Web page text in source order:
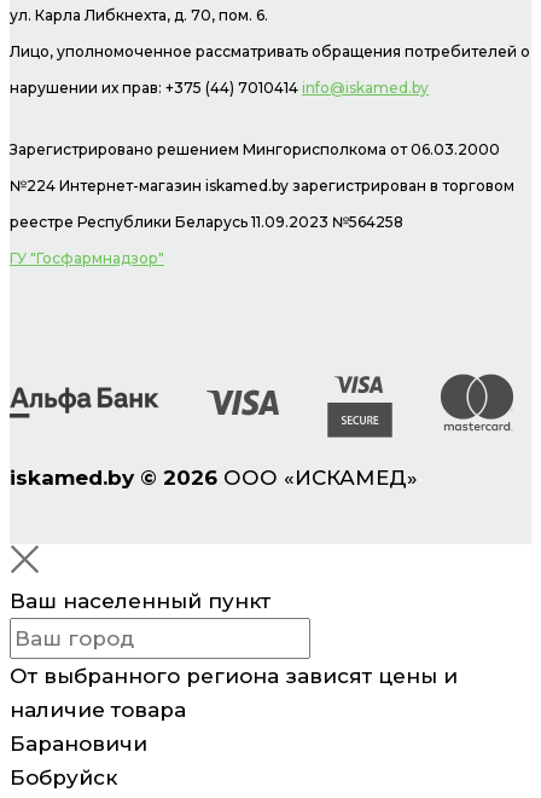
ул. Карла Либкнехта, д. 70, пом. 6.
Лицо, уполномоченное рассматривать обращения потребителей о
нарушении их прав: +375 (44) 7010414 info@iskamed.by
Зарегистрировано решением Мингорисполкома от 06.03.2000
№224 Интернет-магазин iskamed.by зарегистрирован в торговом
реестре Республики Беларусь 11.09.2023 №564258
ГУ "Госфармнадзор"
iskamed.by © 2026 ООО «ИСКАМЕД»
Ваш населенный пункт
От выбранного региона зависят цены и
наличие товара
Барановичи
Бобруйск